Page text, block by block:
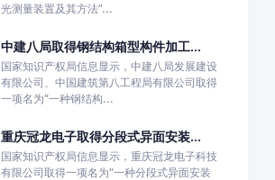
光测量装置及其方法”...
中建八局取得钢结构箱型构件加工...
国家知识产权局信息显示，中建八局发展建设
有限公司、中国建筑第八工程局有限公司取得
一项名为“一种钢结构...
重庆冠龙电子取得分段式异面安装...
国家知识产权局信息显示，重庆冠龙电子科技
有限公司取得一项名为“一种分段式异面安装